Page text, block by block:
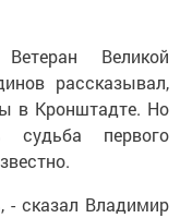
Великой
рассказывал,
в Кронштадте. Но
первого
- сказал Владимир